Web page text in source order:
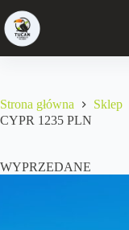
Strona główna Sklep
CYPR 1235 PLN
WYPRZEDANE